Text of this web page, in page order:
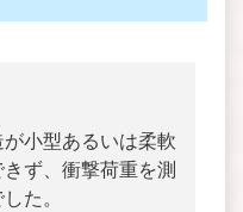
小型あるいは柔軟
ず、衝撃荷重を測
た。